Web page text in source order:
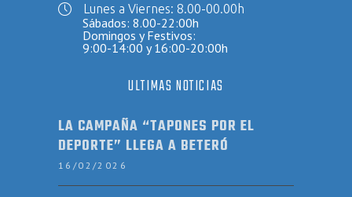
Lunes a Viernes: 8.00-00.00h
Sábados: 8.00-22:00h
Domingos y Festivos:
9:00-14:00 y 16:00-20:00h
ULTIMAS NOTICIAS
LA CAMPAÑA “TAPONES POR EL
DEPORTE” LLEGA A BETERÓ
16/02/2026